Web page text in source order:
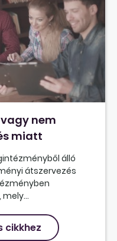
nem
miatt
álló
átszervezés
cikkhez